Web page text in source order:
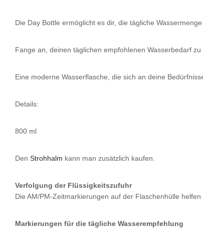
Die Day Bottle ermöglicht es dir, die tägliche
Fange an, deinen täglichen empfohlenen Wasserbedarf zu
Eine moderne Wasserflasche, die sich an deine
Details:
800 ml
Den Strohhalm kann man zusätzlich kaufen.
Verfolgung der Flüssigkeitszufuhr
Die AM/PM-Zeitmarkierungen auf der Flaschenhülle
Markierungen für die tägliche Wasserempfehlung